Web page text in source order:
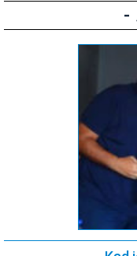
-